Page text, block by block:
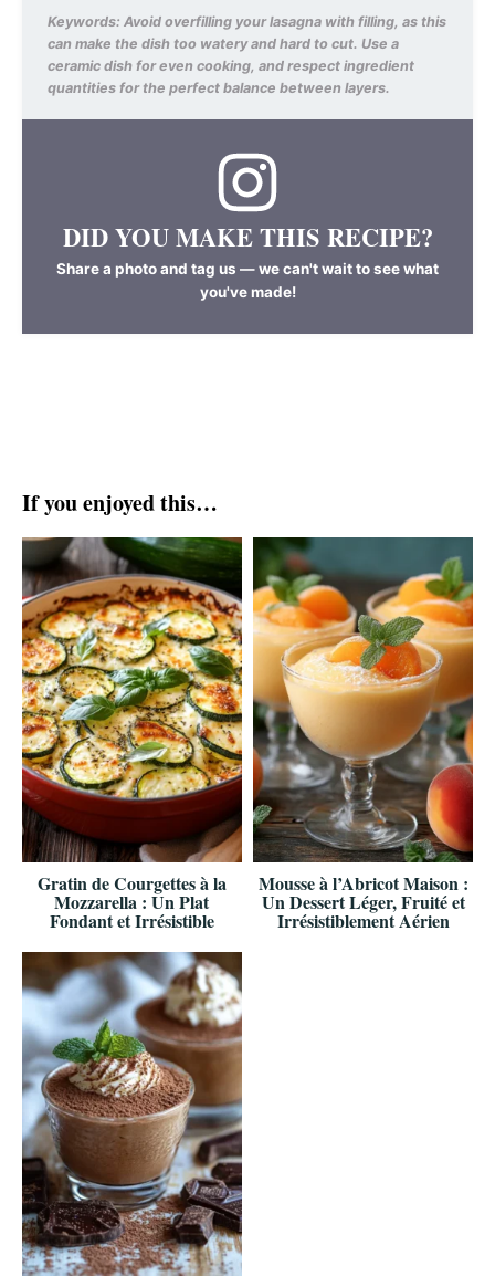
Keywords: Avoid overfilling your lasagna with filling, as this
can make the dish too watery and hard to cut. Use a
ceramic dish for even cooking, and respect ingredient
quantities for the perfect balance between layers.
DID YOU MAKE THIS RECIPE?
Share a photo and tag us — we can't wait to see what
you've made!
If you enjoyed this…
Gratin de Courgettes à la
Mozzarella : Un Plat
Fondant et Irrésistible
Mousse à l’Abricot Maison :
Un Dessert Léger, Fruité et
Irrésistiblement Aérien